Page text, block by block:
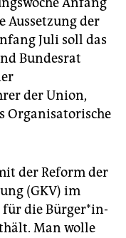
Anfang
Aussetzung der
Juli soll das
Bundesrat
der Union,
Organisatorische
der Reform der
(GKV) im
für die Bür­ge­r*in­
Man wolle